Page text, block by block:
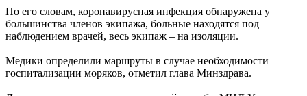
По его словам, коронавирусная инфекция обнаружена у
большинства членов экипажа, больные находятся под
наблюдением врачей, весь экипаж – на изоляции.
Медики определили маршруты в случае необходимости
госпитализации моряков, отметил глава Минздрава.